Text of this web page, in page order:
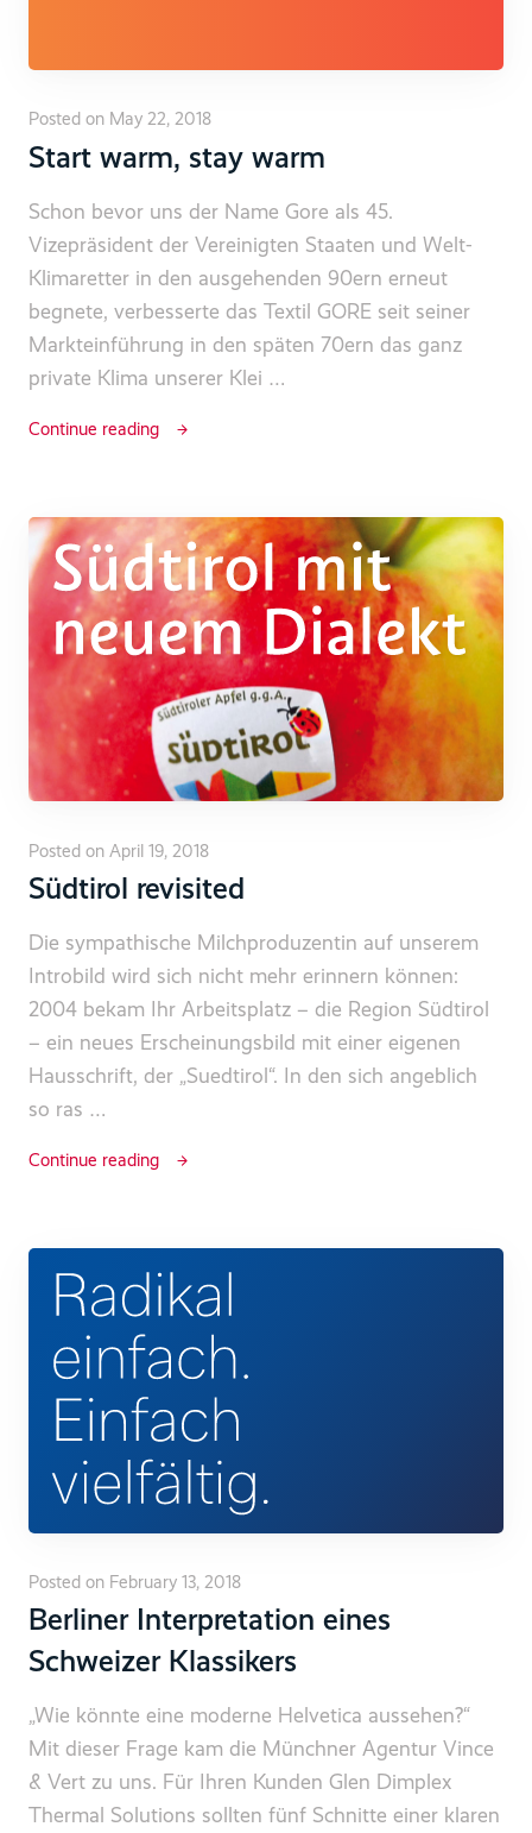
Posted on May 22, 2018
Start warm, stay warm
Schon bevor uns der Name Gore als 45.
Vizepräsident der Vereinigten Staaten und Welt-
Klimaretter in den ausgehenden 90ern erneut
begnete, verbesserte das Textil GORE seit seiner
Markteinführung in den späten 70ern das ganz
private Klima unserer Klei …
Continue reading
Posted on April 19, 2018
Südtirol revisited
Die sympathische Milchproduzentin auf unserem
Introbild wird sich nicht mehr erinnern können:
2004 bekam Ihr Arbeitsplatz – die Region Südtirol
– ein neues Erscheinungsbild mit einer eigenen
Hausschrift, der „Suedtirol“. In den sich angeblich
so ras …
Continue reading
Posted on February 13, 2018
Berliner Interpretation eines
Schweizer Klassikers
„Wie könnte eine moderne Helvetica aussehen?“
Mit dieser Frage kam die Münchner Agentur Vince
& Vert zu uns. Für Ihren Kunden Glen Dimplex
Thermal Solutions sollten fünf Schnitte einer klaren